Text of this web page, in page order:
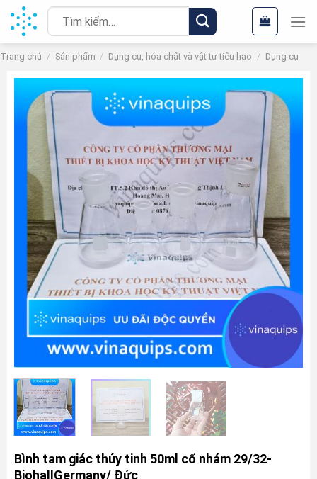
Chuyển
đến
nội
dung
Tìm
kiếm:
Trang chủ / Sản phẩm / Dụng cụ, hóa chất và vật tư tiêu hao / Dụng cụ
Bình tam giác thủy tinh 50ml cổ nhám 29/32-
BiohallGermany/ Đức